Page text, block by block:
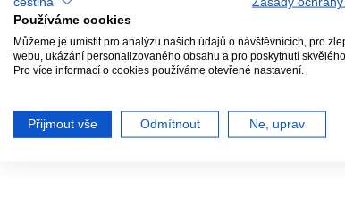
Používáme cookies
Můžeme je umístit pro analýzu našich údajů o návštěvnících, pro
webu, ukázání personalizovaného obsahu a pro poskytnutí
Pro více informací o cookies používáme otevřené nastavení.
Přijmout vše Odmítnout Ne, uprav